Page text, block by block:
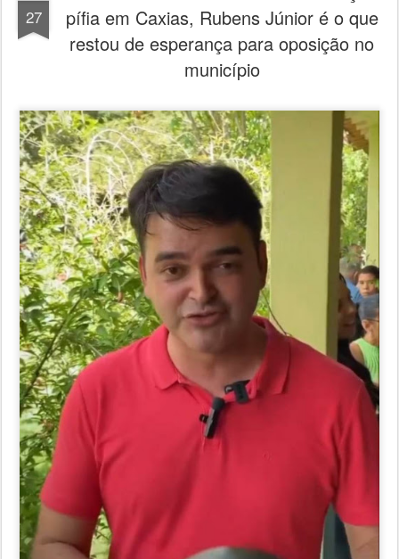
27
pífia em Caxias, Rubens Júnior é o que
restou de esperança para oposição no
município